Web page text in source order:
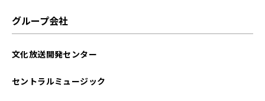
グループ会社
文化放送開発センター
セントラルミュージック